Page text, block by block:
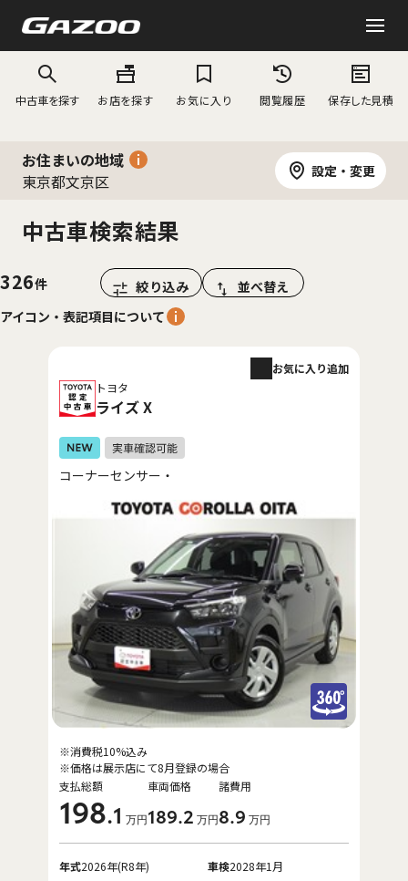
中古車を探す お店を探す お気に入り 閲覧履歴 保存した見積
お住まいの地域
東京都文京区
設定・変更
中古車検索結果
326 絞り込み
並べ替え
アイコン・表記項目について
トヨタ
ライズ X
お気に入り追加
コーナーセンサー・
支払総額
198.1 万円
車両価格
189.2 万円
諸費用
8.9 万円
※消費税10%込み
※価格は展示店にて8月登録の場合
年式2026年(R8年) 車検2028年1月